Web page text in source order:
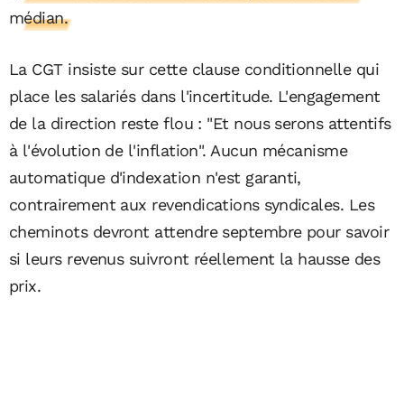
médian.
La CGT insiste sur cette clause conditionnelle qui
place les salariés dans l'incertitude. L'engagement
de la direction reste flou : "Et nous serons attentifs
à l'évolution de l'inflation". Aucun mécanisme
automatique d'indexation n'est garanti,
contrairement aux revendications syndicales. Les
cheminots devront attendre septembre pour savoir
si leurs revenus suivront réellement la hausse des
prix.